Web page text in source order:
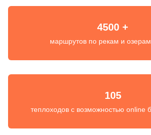
4500 +
маршрутов по рекам и
105
теплоходов с возможностью online